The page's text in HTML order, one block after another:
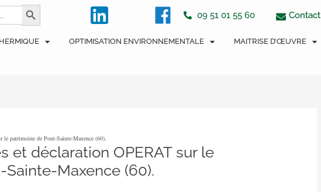
Search Button 09 51 01 55 60 Contact
OPTIMISATION ENVIRONNEMENTALE MAITRISE D’ŒUVRE
le patrimoine de Pont-Sainte-Maxence (60).
et déclaration OPERAT sur le
Maxence (60).